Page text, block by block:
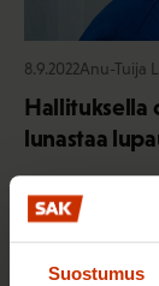
Suostumus
8.9.2022Anu-Tuija
Hallituksella
lunastaa